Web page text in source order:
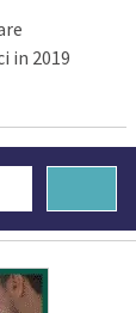
in 2019